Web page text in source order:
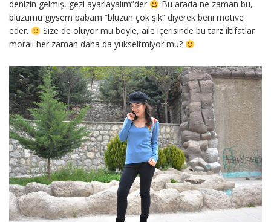
denizin gelmiş, gezi ayarlayalım”der
Bu arada ne zaman bu,
bluzumu giysem babam “bluzun çok şık” diyerek beni motive
eder.
Size de oluyor mu böyle, aile içerisinde bu tarz iltifatlar
morali her zaman daha da yükseltmiyor mu?